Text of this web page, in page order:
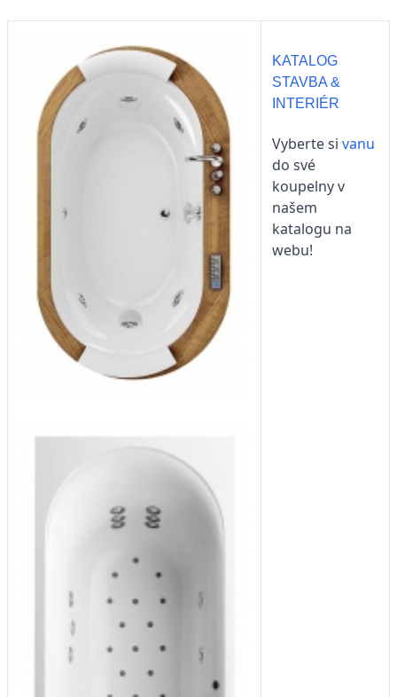
KATALOG
STAVBA &
INTERIÉR
Vyberte si vanu
do své
koupelny v
našem
katalogu na
webu!